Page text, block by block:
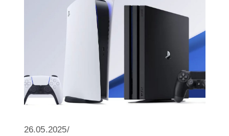
26.05.2025/